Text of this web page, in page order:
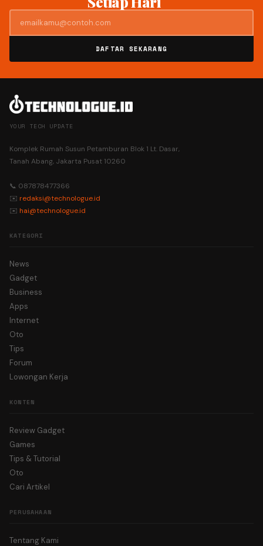
DAFTAR SEKARANG
YOUR TECH UPDATE
Komplek Rumah Susun Petamburan Blok 1 Lt. Dasar,
Tanah Abang, Jakarta Pusat 10260
📞 087878477366
✉️ redaksi@technologue.id
✉️ hai@technologue.id
KATEGORI
News
Gadget
Business
Apps
Internet
Oto
Tips
Forum
Lowongan Kerja
KONTEN
Review Gadget
Games
Tips & Tutorial
Oto
Cari Artikel
PERUSAHAAN
Tentang Kami